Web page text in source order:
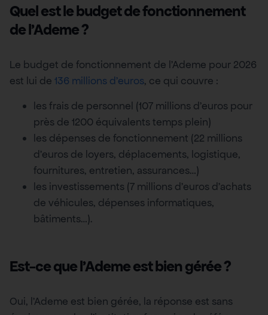
Quel est le budget de fonctionnement
de l’Ademe ?
Le budget de fonctionnement de l’Ademe pour 2026
est lui de 136 millions d’euros, ce qui couvre :
les frais de personnel (107 millions d’euros pour
près de 1200 équivalents temps plein)
les dépenses de fonctionnement (22 millions
d’euros de loyers, déplacements, logistique,
fournitures, entretien, assurances…)
les investissements (7 millions d’euros d’achats
de véhicules, dépenses informatiques,
bâtiments…).
Est-ce que l’Ademe est bien gérée ?
Oui, l’Ademe est bien gérée, la réponse est sans